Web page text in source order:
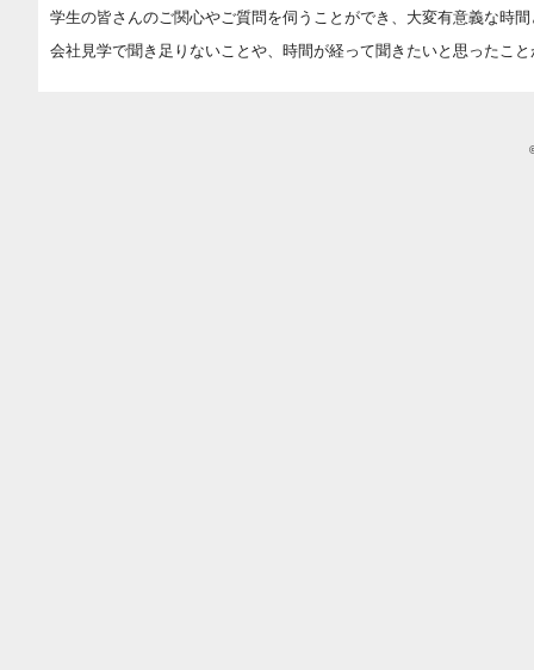
学生の皆さんのご関心やご質問を伺うことができ、大変有意義な時
会社見学で聞き足りないことや、時間が経って聞きたいと思ったこ